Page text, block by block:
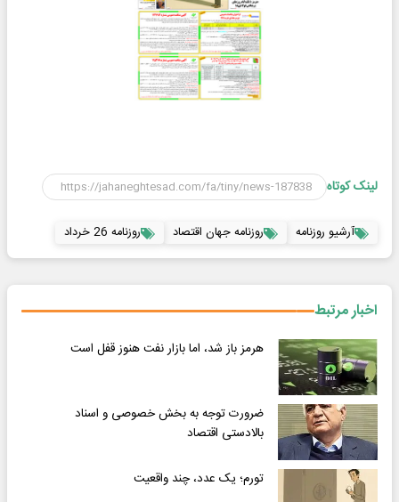
لینک کوتاه
آرشیو روزنامه روزنامه جهان اقتصاد روزنامه 26 خرداد
اخبار مرتبط
هرمز باز شد، اما بازار نفت هنوز قفل است
ضرورت توجه به بخش خصوصی و اسناد
بالادستی اقتصاد
تورم؛ یک عدد، چند واقعیت